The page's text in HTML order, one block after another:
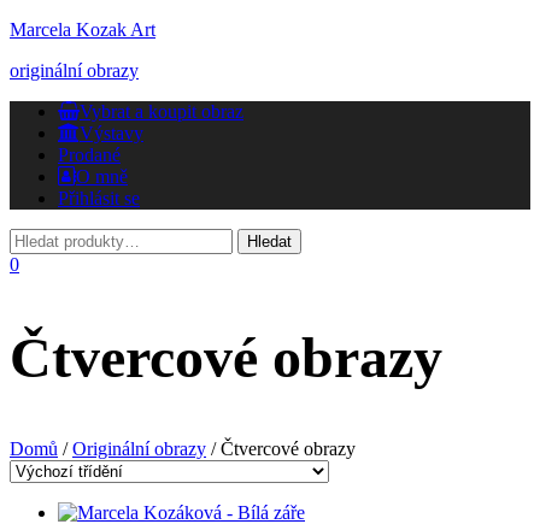
Marcela Kozak Art
originální obrazy
Přepnout
navigaci
Vybrat a koupit obraz
Výstavy
Prodané
O mně
Přihlásit se
0
Čtvercové obrazy
Domů /Originální obrazy / Čtvercové obrazy